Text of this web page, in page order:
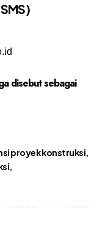
disebut sebagai
proyek konstruksi